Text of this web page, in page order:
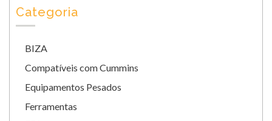
Categoria
BIZA
Compatíveis com Cummins
Equipamentos Pesados
Ferramentas